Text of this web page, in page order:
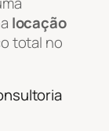
locação
total no